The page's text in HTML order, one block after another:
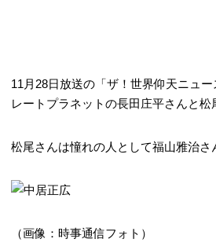
11月28日放送の「ザ！世界仰天ニュ
レートプラネットの長田庄平さんと松
松尾さんは憧れの人として福山雅治さ
（画像：時事通信フォト）